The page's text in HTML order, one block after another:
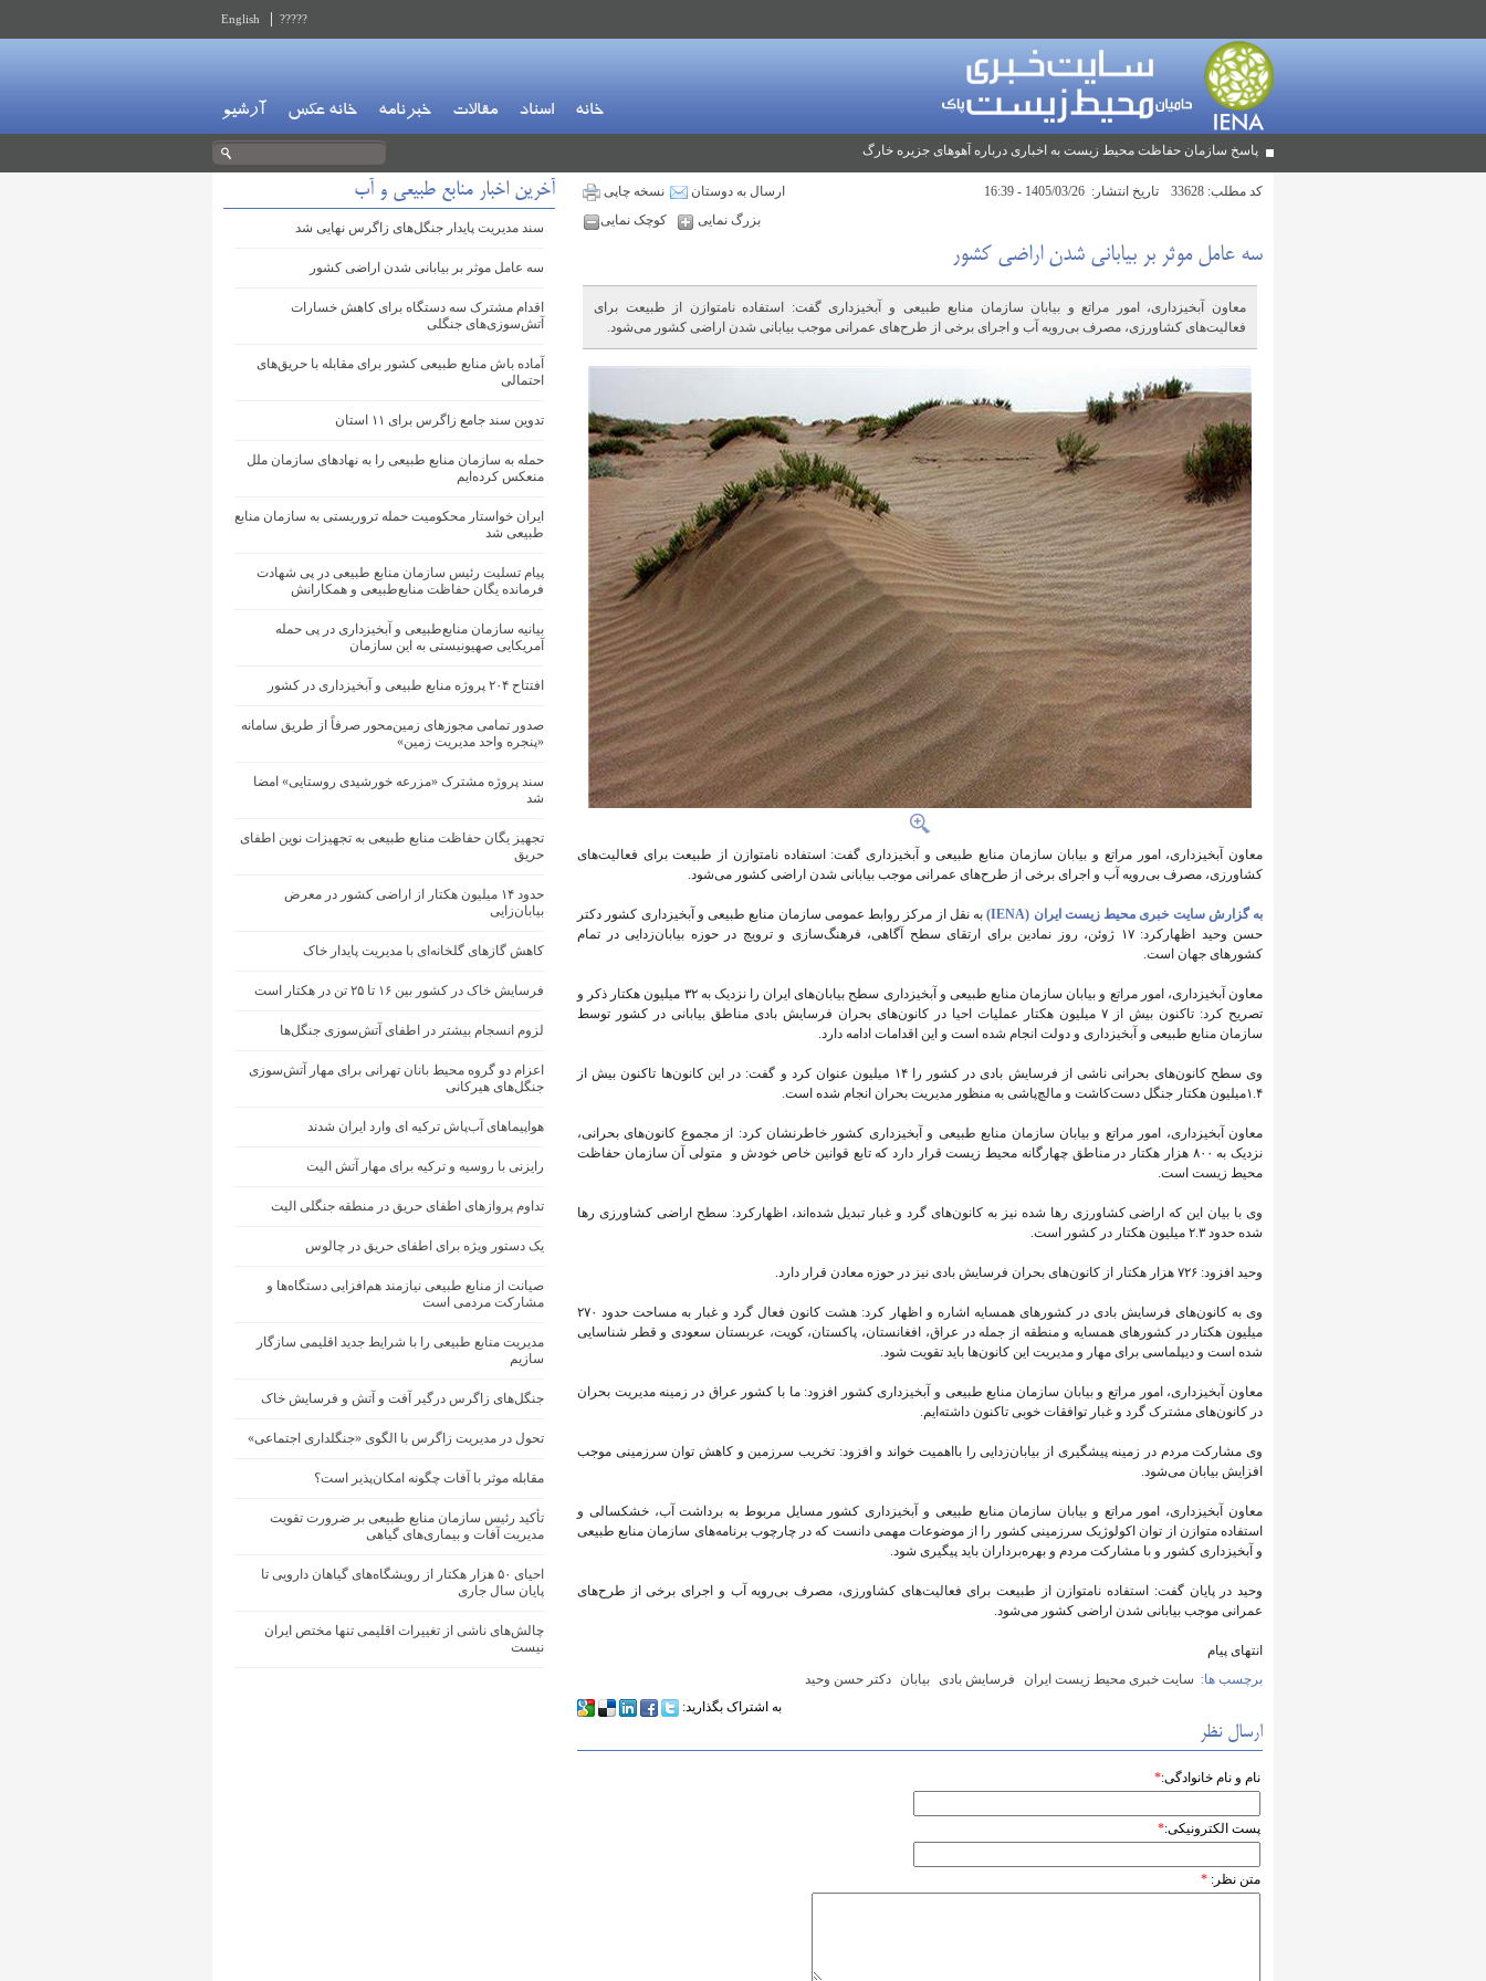
?????
English
خانه اسناد مقالات خبرنامه خانه عکس آرشیو
پاسخ سازمان حفاظت محیط زیست به اخباری درباره آهوهای جزیره خارگ
کد مطلب: تاریخ انتشار: نسخه چاپی
ارسال به دوستان
بزرگ نمایی
کوچک نمایی
سه عامل موثر بر بیابانی شدن اراضی کشور
معاون آبخیزداری، امور مراتع و بیابان سازمان منابع طبیعی و آبخیزداری گفت: استفاده نامتوازن از طبیعت برای
فعالیت‌های کشاورزی، مصرف بی‌رویه آب و اجرای برخی از طرح‌های عمرانی موجب بیابانی شدن اراضی کشور می‌شود.
معاون آبخیزداری، امور مراتع و بیابان سازمان منابع طبیعی و آبخیزداری گفت: استفاده نامتوازن از طبیعت برای فعالیت‌های
کشاورزی، مصرف بی‌رویه آب و اجرای برخی از طرح‌های عمرانی موجب بیابانی شدن اراضی کشور می‌شود.
به گزارش سایت خبری محیط زیست ایران (IENA)
به نقل از مرکز روابط عمومی سازمان منابع طبیعی و آبخیزداری کشور دکتر
حسن وحید اظهارکرد: ۱۷ ژوئن، روز نمادین برای ارتقای سطح آگاهی، فرهنگ‌سازی و ترویج در حوزه بیابان‌زدایی در تمام
کشورهای جهان است.
معاون آبخیزداری، امور مراتع و بیابان سازمان منابع طبیعی و آبخیزداری سطح بیابان‌های ایران را نزدیک به ۳۲ میلیون هکتار ذکر و
تصریح کرد: تاکنون بیش از ۷ میلیون هکتار عملیات احیا در کانون‌های بحران فرسایش بادی مناطق بیابانی در کشور توسط
سازمان منابع طبیعی و آبخیزداری و دولت انجام شده است و این اقدامات ادامه دارد.
وی سطح کانون‌های بحرانی ناشی از فرسایش بادی در کشور را ۱۴ میلیون عنوان کرد و گفت: در این کانون‌ها تاکنون بیش از
۱.۴میلیون هکتار جنگل دست‌کاشت و مالچ‌پاشی به منظور مدیریت بحران انجام شده است.
معاون آبخیزداری، امور مراتع و بیابان سازمان منابع طبیعی و آبخیزداری کشور خاطرنشان کرد: از مجموع کانون‌های بحرانی،
نزدیک به ۸۰۰ هزار هکتار در مناطق چهارگانه محیط زیست قرار دارد که تابع قوانین خاص خودش و متولی آن سازمان حفاظت
محیط زیست است.
وی با بیان این که اراضی کشاورزی رها شده نیز به کانون‌های گرد و غبار تبدیل شده‌اند، اظهارکرد: سطح اراضی کشاورزی رها
شده حدود ۲.۳ میلیون هکتار در کشور است.
وحید افزود: ۷۲۶ هزار هکتار از کانون‌های بحران فرسایش بادی نیز در حوزه معادن قرار دارد.
وی به کانون‌های فرسایش بادی در کشورهای همسایه اشاره و اظهار کرد: هشت کانون فعال گرد و غبار به مساحت حدود ۲۷۰
میلیون هکتار در کشورهای همسایه و منطقه از جمله در عراق، افغانستان، پاکستان، کویت، عربستان سعودی و قطر شناسایی
شده است و دیپلماسی برای مهار و مدیریت این کانون‌ها باید تقویت شود.
معاون آبخیزداری، امور مراتع و بیابان سازمان منابع طبیعی و آبخیزداری کشور افزود: ما با کشور عراق در زمینه مدیریت بحران
در کانون‌های مشترک گرد و غبار توافقات خوبی تاکنون داشته‌ایم.
وی مشارکت مردم در زمینه پیشگیری از بیابان‌زدایی را بااهمیت خواند و افزود: تخریب سرزمین و کاهش توان سرزمینی موجب
افزایش بیابان می‌شود.
معاون آبخیزداری، امور مراتع و بیابان سازمان منابع طبیعی و آبخیزداری کشور مسایل مربوط به برداشت آب، خشکسالی و
استفاده متوازن از توان اکولوژیک سرزمینی کشور را از موضوعات مهمی دانست که در چارچوب برنامه‌های سازمان منابع طبیعی
و آبخیزداری کشور و با مشارکت مردم و بهره‌برداران باید پیگیری شود.
وحید در پایان گفت: استفاده نامتوازن از طبیعت برای فعالیت‌های کشاورزی، مصرف بی‌رویه آب و اجرای برخی از طرح‌های
عمرانی موجب بیابانی شدن اراضی کشور می‌شود.
انتهای پیام
برچسب ها: سایت خبری محیط زیست ایران فرسایش بادی بیابان‌
دکتر حسن وحید
به اشتراک بگذارید:
ارسال نظر
نام و نام خانوادگی:*
پست الکترونیکی:*
متن نظر: *
آخرین اخبار منابع طبیعی و آب
سند مدیریت پایدار جنگل‌های زاگرس نهایی شد
سه عامل موثر بر بیابانی شدن اراضی کشور
اقدام مشترک سه دستگاه برای کاهش خسارات
آتش‌سوزی‌های جنگلی
آماده باش منابع طبیعی کشور برای مقابله با حریق‌های
احتمالی
تدوین سند جامع زاگرس برای ۱۱ استان
حمله به سازمان منابع طبیعی را به نهادهای سازمان ملل
منعکس کرده‌ایم
ایران خواستار محکومیت حمله تروریستی به سازمان منابع
طبیعی شد
پیام تسلیت رئیس سازمان منابع طبیعی در پی شهادت
فرمانده یگان حفاظت منابع‌طبیعی و همکارانش
بیانیه سازمان منابع‌طبیعی و آبخیزداری در پی حمله
آمریکایی صهیونیستی به این سازمان
افتتاح ۲۰۴ پروژه منابع طبیعی و آبخیزداری در کشور
صدور تمامی مجوزهای زمین‌محور صرفاً از طریق سامانه
«پنجره واحد مدیریت زمین»
سند پروژه مشترک «مزرعه خورشیدی روستایی» امضا
شد
تجهیز یگان حفاظت منابع طبیعی به تجهیزات نوین اطفای
حریق
حدود ۱۴ میلیون هکتار از اراضی کشور در معرض
بیابان‌زایی
کاهش گازهای گلخانه‌ای با مدیریت پایدار خاک
فرسایش خاک در کشور بین ۱۶ تا ۲۵ تن در هکتار است
لزوم انسجام بیشتر در اطفای آتش‌سوزی جنگل‌ها
اعزام دو گروه محیط ‌بانان تهرانی برای مهار آتش‌سوزی
جنگل‌های هیرکانی
هواپیماهای آب‌پاش ترکیه ای وارد ایران شدند
رایزنی با روسیه و ترکیه برای مهار آتش الیت
تداوم پروازهای اطفای حریق در منطقه جنگلی الیت
یک دستور ویژه برای اطفای حریق در چالوس
صیانت از منابع طبیعی نیازمند هم‌افزایی دستگاه‌ها و
مشارکت مردمی است
مدیریت منابع طبیعی را با شرایط جدید اقلیمی سازگار
سازیم
جنگل‌های زاگرس درگیر آفت و آتش و فرسایش خاک
تحول در مدیریت زاگرس با الگوی «جنگلداری اجتماعی»
مقابله موثر با آفات چگونه امکان‌پذیر است؟
تأکید رئیس سازمان منابع طبیعی بر ضرورت تقویت
مدیریت آفات و بیماری‌های گیاهی
احیای ۵۰ هزار هکتار از رویشگاه‌های گیاهان دارویی تا
پایان سال جاری
چالش‌های ناشی از تغییرات اقلیمی تنها مختص ایران
نیست